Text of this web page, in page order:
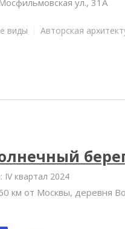
виды Авторская
IV квартал 2024
км от Москвы, деревня